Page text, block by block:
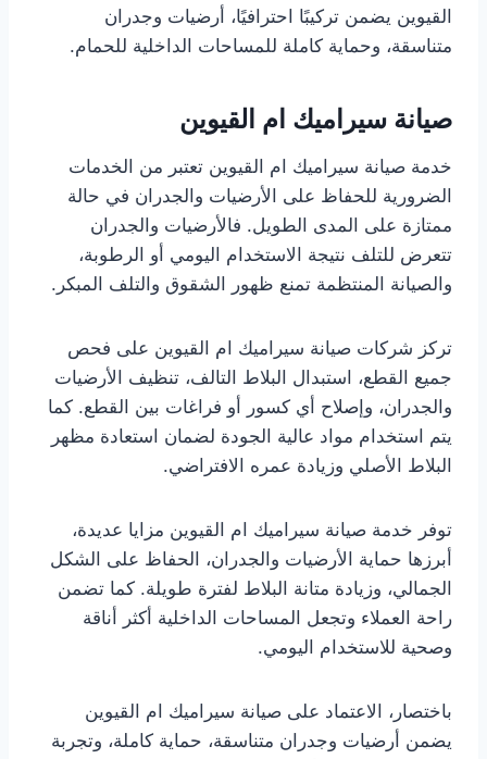
القيوين يضمن تركيبًا احترافيًا، أرضيات وجدران
متناسقة، وحماية كاملة للمساحات الداخلية للحمام.
صيانة سيراميك ام القيوين
خدمة صيانة سيراميك ام القيوين تعتبر من الخدمات
الضرورية للحفاظ على الأرضيات والجدران في حالة
ممتازة على المدى الطويل. فالأرضيات والجدران
تتعرض للتلف نتيجة الاستخدام اليومي أو الرطوبة،
والصيانة المنتظمة تمنع ظهور الشقوق والتلف المبكر.
تركز شركات صيانة سيراميك ام القيوين على فحص
جميع القطع، استبدال البلاط التالف، تنظيف الأرضيات
والجدران، وإصلاح أي كسور أو فراغات بين القطع. كما
يتم استخدام مواد عالية الجودة لضمان استعادة مظهر
البلاط الأصلي وزيادة عمره الافتراضي.
توفر خدمة صيانة سيراميك ام القيوين مزايا عديدة،
أبرزها حماية الأرضيات والجدران، الحفاظ على الشكل
الجمالي، وزيادة متانة البلاط لفترة طويلة. كما تضمن
راحة العملاء وتجعل المساحات الداخلية أكثر أناقة
وصحية للاستخدام اليومي.
باختصار، الاعتماد على صيانة سيراميك ام القيوين
يضمن أرضيات وجدران متناسقة، حماية كاملة، وتجربة